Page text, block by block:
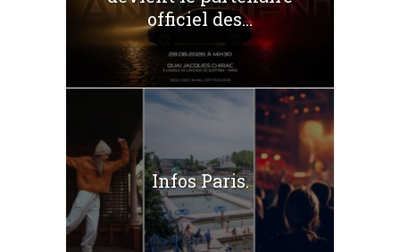
officiel des...
Infos Paris.